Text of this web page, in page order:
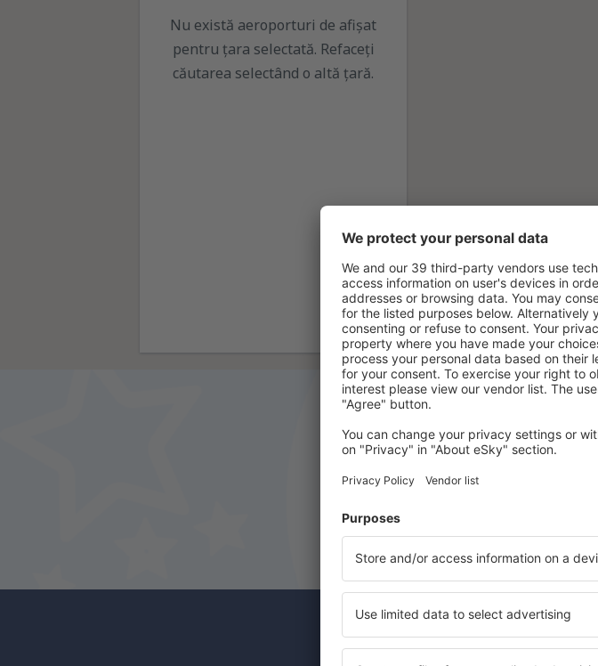
Nu există aeroporturi de afișat
pentru țara selectată. Refaceți
căutarea selectând o altă țară.